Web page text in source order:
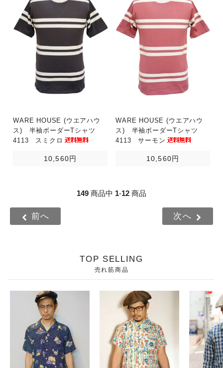
WARE HOUSE (ウエアハウ
ス) 半袖ボーダーTシャツ
4113 スミクロ
10,560円
WARE HOUSE (ウエアハウ
ス) 半袖ボーダーTシャツ
4113 サーモン
10,560円
149 商品中 1-12 商品
前へ 次へ
TOP SELLING
売れ筋商品